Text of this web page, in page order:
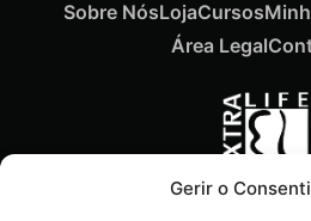
Gerir o
Sobre NósLojaCursos
Área Legal